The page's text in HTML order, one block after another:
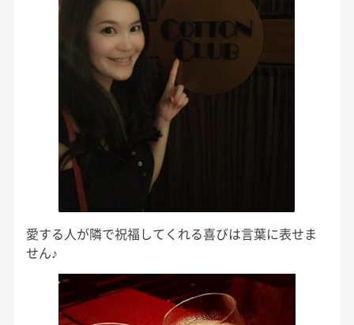
愛する人が隣で祝福してくれる喜びは言葉に表せま
せん♪